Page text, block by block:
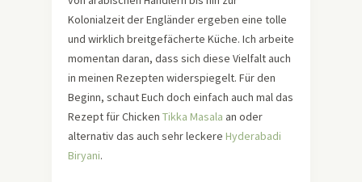
Kolonialzeit der Engländer ergeben eine tolle
und wirklich breitgefächerte Küche. Ich arbeite
momentan daran, dass sich diese Vielfalt auch
in meinen Rezepten widerspiegelt. Für den
Beginn, schaut Euch doch einfach auch mal das
Rezept für Chicken Tikka Masala an oder
alternativ das auch sehr leckere Hyderabadi
Biryani.